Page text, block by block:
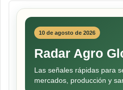
10 de agosto de 2026
Radar Agro
Las señales rápidas para
mercados, producción y